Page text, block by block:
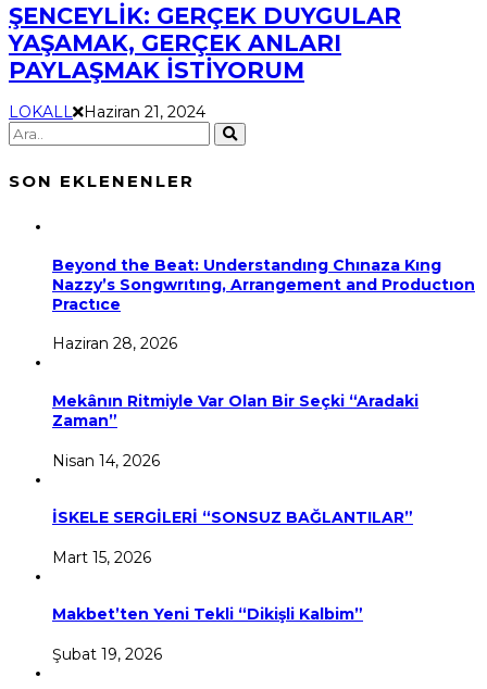
ŞENCEYLİK: GERÇEK DUYGULAR
YAŞAMAK, GERÇEK ANLARI
PAYLAŞMAK İSTİYORUM
LOKALL Haziran 21, 2024
SON EKLENENLER
Beyond the Beat: Understandıng Chınaza Kıng
Nazzy’s Songwrıtıng, Arrangement and Productıon
Practıce
Haziran 28, 2026
Mekânın Ritmiyle Var Olan Bir Seçki “Aradaki
Zaman”
Nisan 14, 2026
İSKELE SERGİLERİ “SONSUZ BAĞLANTILAR”
Mart 15, 2026
Makbet’ten Yeni Tekli “Dikişli Kalbim”
Şubat 19, 2026